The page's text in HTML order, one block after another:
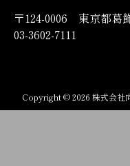
〒124-0006 東京都葛
03-3602-7111
Copyright © 2026 株式会社